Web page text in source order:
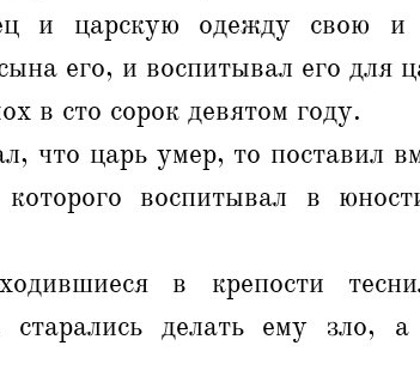
и царскую одежду свою и
его, и воспитывал его для
в сто сорок девятом году.
что царь умер, то поставил
воспитывал в
в крепости
старались делать ему зло,